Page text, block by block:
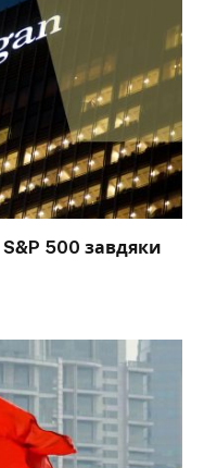
500 завдяки